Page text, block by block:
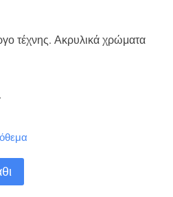
τέχνης. Ακρυλικά χρώματα